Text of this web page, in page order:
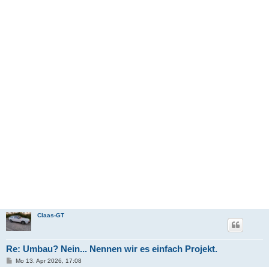
Claas-GT
Re: Umbau? Nein... Nennen wir es einfach Projekt.
BMo 13. Apr 2026, 17:08